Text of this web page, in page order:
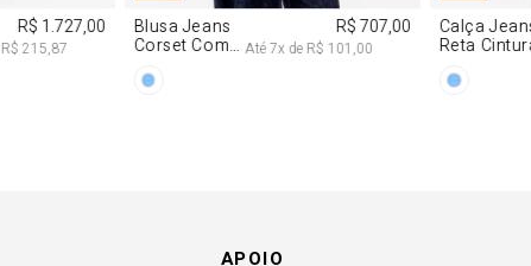
R$ 863,00
R$ 107,87
Colete
Alfaiataria
R$ 863,00
Até8x deR$ 107,87
Blazer Slim
Com Linho
APOIO